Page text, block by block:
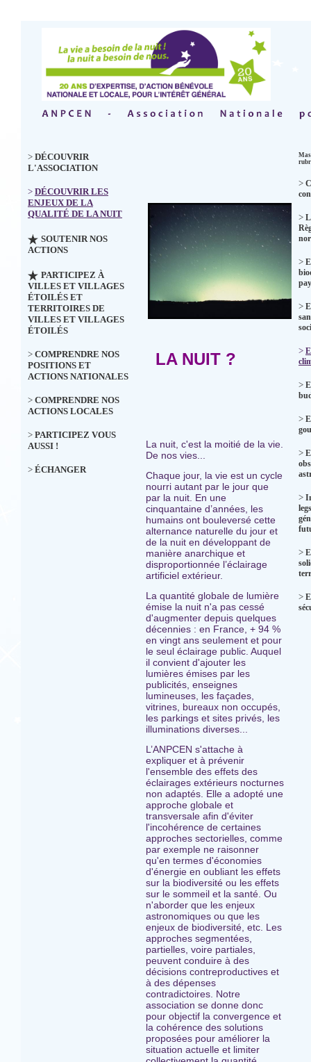
> DÉCOUVRIR
L'ASSOCIATION
> DÉCOUVRIR LES
ENJEUX DE LA
QUALITÉ DE LA NUIT
SOUTENIR NOS
ACTIONS
PARTICIPEZ À
VILLES ET VILLAGES
ÉTOILÉS ET
TERRITOIRES DE
VILLES ET VILLAGES
ÉTOILÉS
> COMPRENDRE NOS
POSITIONS ET
ACTIONS NATIONALES
> COMPRENDRE NOS
ACTIONS LOCALES
> PARTICIPEZ VOUS
AUSSI !
> ÉCHANGER
LA NUIT ?
La nuit, c'est la moitié de la vie.
De nos vies...
Chaque jour, la vie est un cycle
nourri autant par le jour que
par la nuit. En une
cinquantaine d’années, les
humains ont bouleversé cette
alternance naturelle du jour et
de la nuit en développant de
manière anarchique et
disproportionnée l’éclairage
artificiel extérieur.
La quantité globale de lumière
émise la nuit n'a pas cessé
d'augmenter depuis quelques
décennies : en France, + 94 %
en vingt ans seulement et pour
le seul éclairage public. Auquel
il convient d'ajouter les
lumières émises par les
publicités, enseignes
lumineuses, les façades,
vitrines, bureaux non occupés,
les parkings et sites privés, les
illuminations diverses...
L’ANPCEN s'attache à
expliquer et à prévenir
l'ensemble des effets des
éclairages extérieurs nocturnes
non adaptés. Elle a adopté une
approche globale et
transversale afin d'éviter
l'incohérence de certaines
approches sectorielles, comme
par exemple ne raisonner
qu'en termes d'économies
d'énergie en oubliant les effets
sur la biodiversité ou les effets
sur le sommeil et la santé. Ou
n'aborder que les enjeux
astronomiques ou que les
enjeux de biodiversité, etc. Les
approches segmentées,
partielles, voire partiales,
peuvent conduire à des
décisions contreproductives et
à des dépenses
contradictoires. Notre
association se donne donc
pour objectif la convergence et
la cohérence des solutions
proposées pour améliorer la
situation actuelle et limiter
>
>
>
>
>
>
>
>
>
>
>